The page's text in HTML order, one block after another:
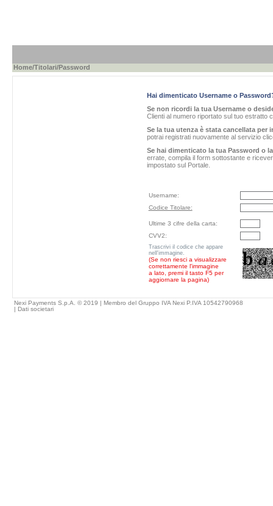
Home/Titolari/Password
Hai dimenticato Username o
Se non ricordi la tua Username o
Clienti al numero riportato sul tuo estratto
Se la tua utenza è stata cancellata per
potrai registrati nuovamente al servizio
Se hai dimenticato la tua Password o
errate, compila il form sottostante e
impostato sul Portale.
Username:
Codice Titolare:
Ultime 3 cifre della carta:
CVV2:
Trascrivi il codice che appare
nell'immagine.
(Se non riesci a visualizzare
correttamente l'immagine
a lato, premi il tasto F5 per
aggiornare la pagina)
Nexi Payments S.p.A. © 2019 | Membro del Gruppo IVA Nexi P.IVA 10542790968
| Dati societari